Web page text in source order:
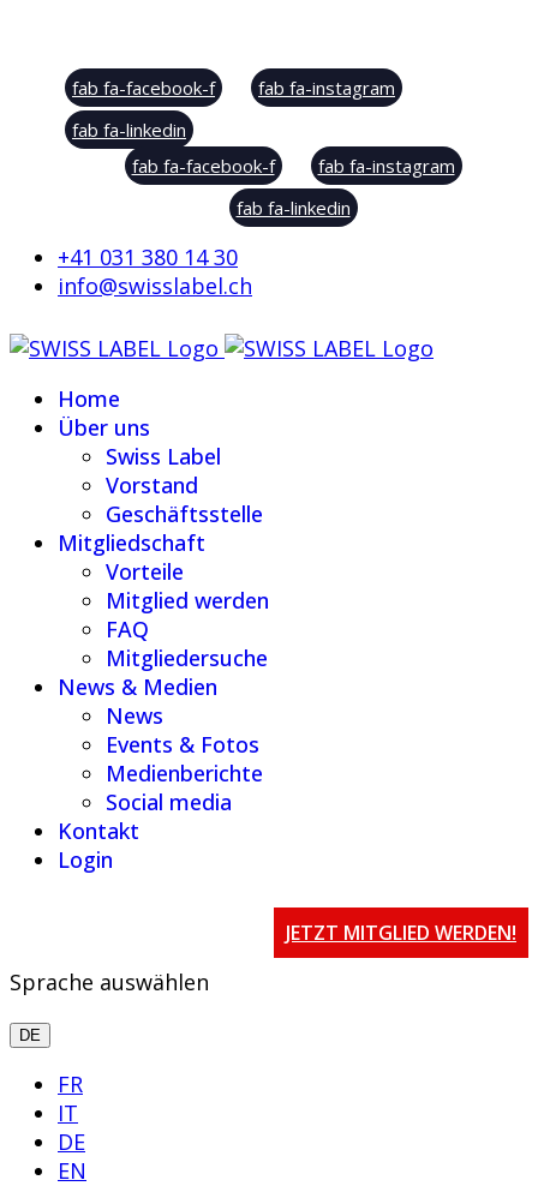
fab fa-facebook-f
fab fa-instagram
fab fa-linkedin
fab fa-facebook-f
fab fa-instagram
fab fa-linkedin
+41 031 380 14 30
info@swisslabel.ch
Home
Über uns
Swiss Label
Vorstand
Geschäftsstelle
Mitgliedschaft
Vorteile
Mitglied werden
FAQ
Mitgliedersuche
News & Medien
News
Events & Fotos
Medienberichte
Social media
Kontakt
Login
JETZT MITGLIED WERDEN!
Sprache auswählen
DE
FR
IT
DE
EN